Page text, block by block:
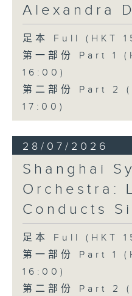
Alexandra
足本 Full (HKT
第一部份 Part 1
16:00)
第二部份 Part 2
17:00)
28/07/2026
Shanghai
Orchestra:
Conducts
足本 Full (HKT
第一部份 Part 1
16:00)
第二部份 Part 2